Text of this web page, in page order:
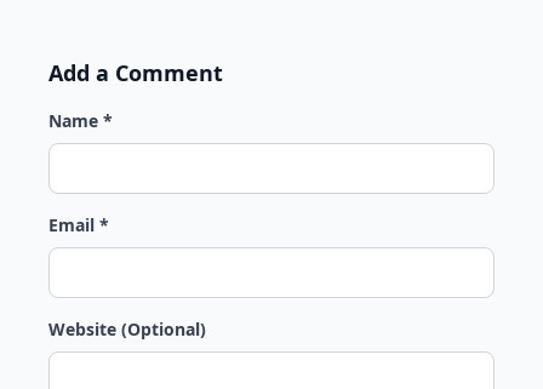
Add a Comment
Name *
Email *
Website (Optional)